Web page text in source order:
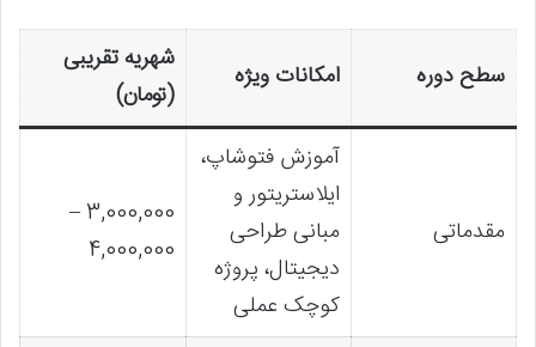
سطح دوره امکانات ویژه
شهریه تقریبی
(تومان)
مقدماتی
آموزش فتوشاپ،
ایلاستریتور و
مبانی طراحی
دیجیتال، پروژه
کوچک عملی
3,000,000 –
4,000,000